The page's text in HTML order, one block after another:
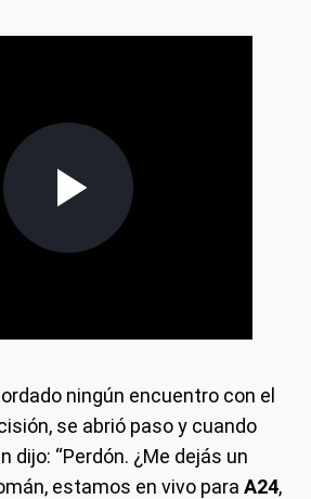
ningún encuentro con el
se abrió paso y cuando
dijo: “Perdón. ¿Me dejás un
estamos en vivo para A24,